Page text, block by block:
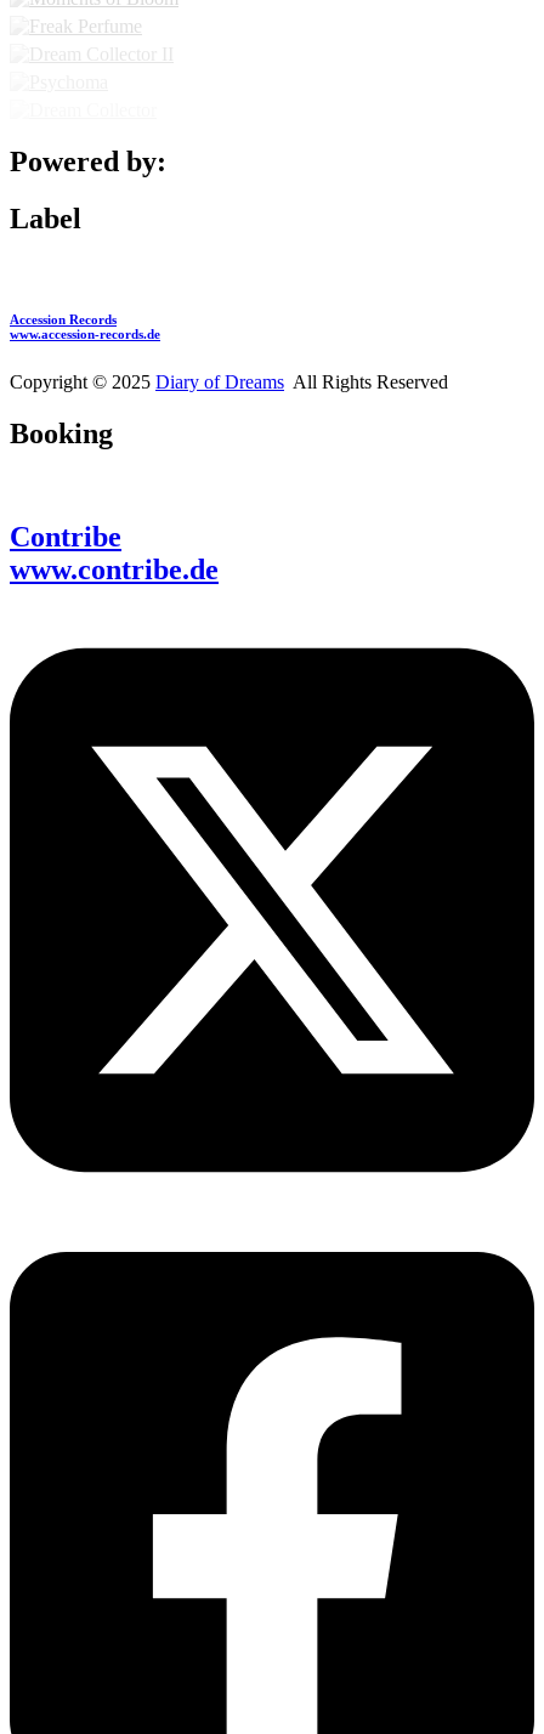
Powered by:
Label
Accession Records
www.accession-records.de
Copyright © 2025 Diary of Dreams All Rights Reserved
Booking
Contribe
www.contribe.de